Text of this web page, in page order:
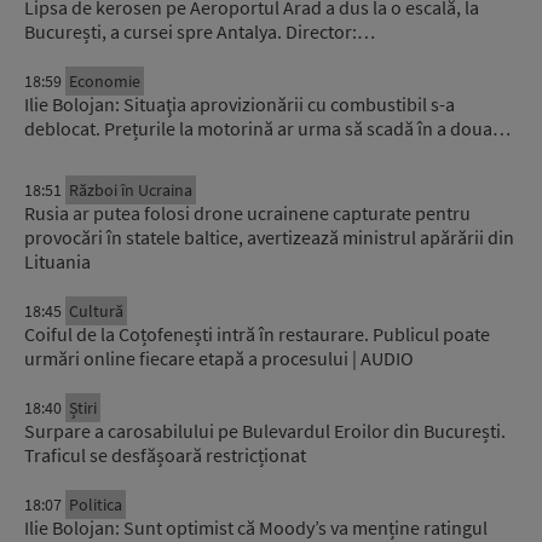
Lipsa de kerosen pe Aeroportul Arad a dus la o escală, la
București, a cursei spre Antalya. Director:…
18:59 Economie
Ilie Bolojan: Situaţia aprovizionării cu combustibil s-a
deblocat. Prețurile la motorină ar urma să scadă în a doua…
18:51 Război în Ucraina
Rusia ar putea folosi drone ucrainene capturate pentru
provocări în statele baltice, avertizează ministrul apărării din
Lituania
18:45 Cultură
Coiful de la Coțofenești intră în restaurare. Publicul poate
urmări online fiecare etapă a procesului | AUDIO
18:40 Știri
Surpare a carosabilului pe Bulevardul Eroilor din București.
Traficul se desfășoară restricționat
18:07 Politica
Ilie Bolojan: Sunt optimist că Moody’s va menține ratingul